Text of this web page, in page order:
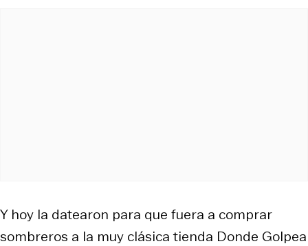
Y hoy la datearon para que fuera a comprar
sombreros a la muy clásica tienda Donde Golpea